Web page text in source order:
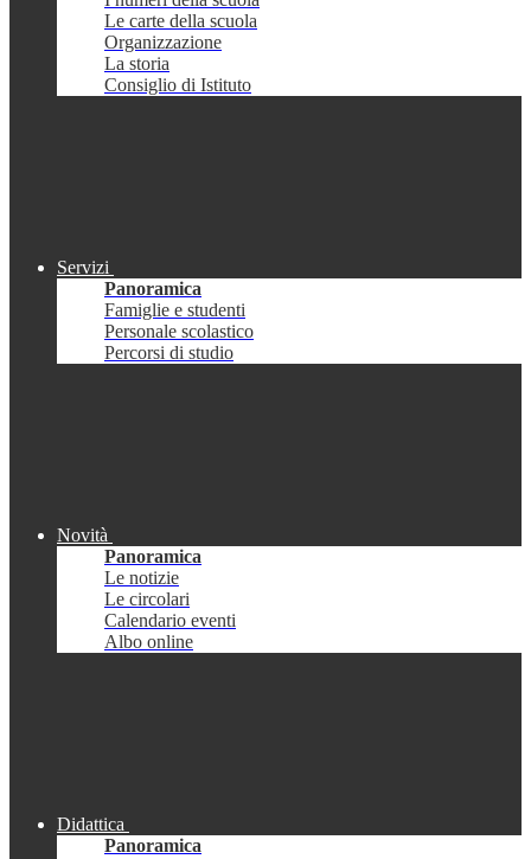
Le carte della scuola
Organizzazione
La storia
Consiglio di Istituto
Servizi
Panoramica
Famiglie e studenti
Personale scolastico
Percorsi di studio
Novità
Panoramica
Le notizie
Le circolari
Calendario eventi
Albo online
Didattica
Panoramica